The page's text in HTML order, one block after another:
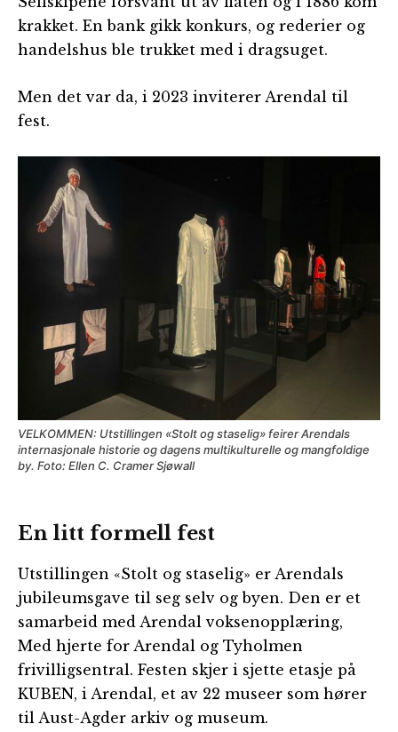
krakket. En bank gikk konkurs, og rederier og
handelshus ble trukket med i dragsuget.
Men det var da, i 2023 inviterer Arendal til
fest.
VELKOMMEN: Utstillingen «Stolt og staselig» feirer Arendals
internasjonale historie og dagens multikulturelle og mangfoldige
by. Foto: Ellen C. Cramer Sjøwall
En litt formell fest
Utstillingen «Stolt og staselig» er Arendals
jubileumsgave til seg selv og byen. Den er et
samarbeid med Arendal voksenopplæring,
Med hjerte for Arendal og Tyholmen
frivilligsentral. Festen skjer i sjette etasje på
KUBEN, i Arendal, et av 22 museer som hører
til Aust-Agder arkiv og museum.